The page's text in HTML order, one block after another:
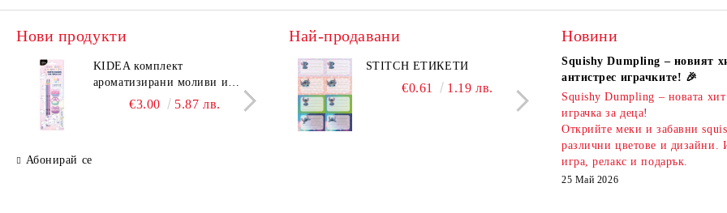
Нови продукти
KIDEA комплект
ароматизирани моливи и
гуми Котешки лапи
€3.00 5.87 лв.
KIDEA комплект
ароматизирани моливи и
гуми Капибара
KIDEA комплект 5 бр.
ароматни гуми Bubble Tea
€2.20 4.30 лв.
Абонирай се
Най-продавани
STITCH ЕТИКЕТИ
€0.61 1.19 лв.
PIXELS МОЛИВ С
Новини
Squishy Dumpling – новият
антистрес играчките! 🎉
Squishy Dumpling – новата хит
играчка за деца!
Открийте меки и забавни
различни цветове и дизайни.
игра, релакс и подарък.
25 Май 2026